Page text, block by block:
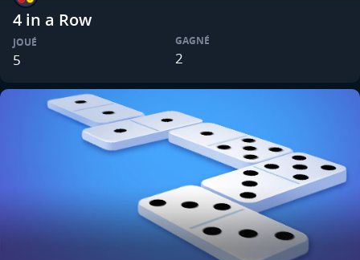
4 in a Row
JOUÉ
5
GAGNÉ
2